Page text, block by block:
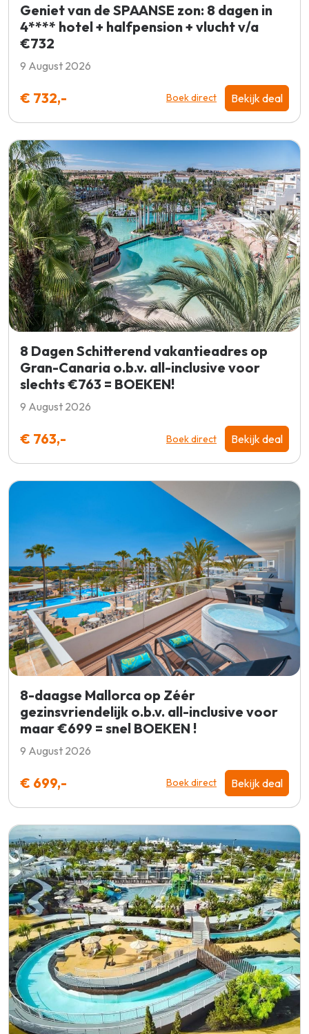
Geniet van de SPAANSE zon: 8 dagen in
4**** hotel + halfpension + vlucht v/a
€732
9 August 2026
€ 732,- Boek direct Bekijk deal
8 Dagen Schitterend vakantieadres op
Gran-Canaria o.b.v. all-inclusive voor
slechts €763 = BOEKEN!
9 August 2026
€ 763,- Boek direct Bekijk deal
8-daagse Mallorca op Zéér
gezinsvriendelijk o.b.v. all-inclusive voor
maar €699 = snel BOEKEN !
9 August 2026
€ 699,- Boek direct Bekijk deal